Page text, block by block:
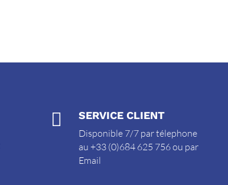
 SERVICE CLIENT
Disponible 7/7 par télephone
au +33 (0)684 625 756 ou par
Email